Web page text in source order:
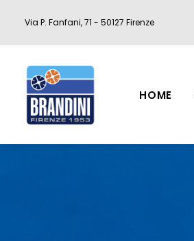
Via P. Fanfani, 71 - 50127 Firenze
HOME